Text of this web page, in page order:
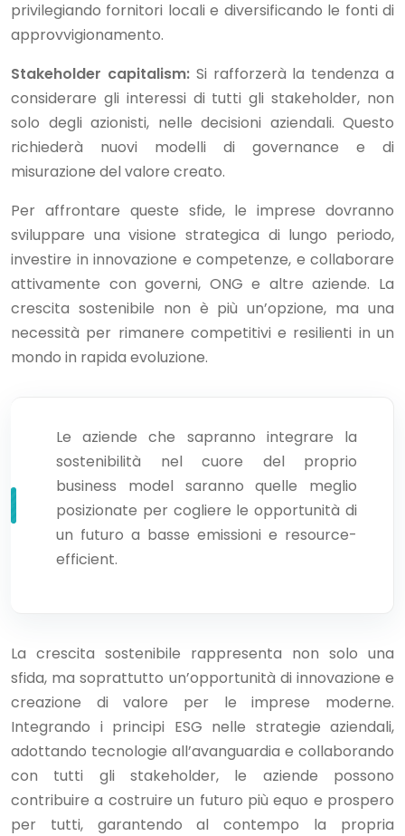
privilegiando fornitori locali e diversificando le fonti di
approvvigionamento.
Stakeholder capitalism: Si rafforzerà la tendenza a
considerare gli interessi di tutti gli stakeholder, non
solo degli azionisti, nelle decisioni aziendali. Questo
richiederà nuovi modelli di governance e di
misurazione del valore creato.
Per affrontare queste sfide, le imprese dovranno
sviluppare una visione strategica di lungo periodo,
investire in innovazione e competenze, e collaborare
attivamente con governi, ONG e altre aziende. La
crescita sostenibile non è più un’opzione, ma una
necessità per rimanere competitivi e resilienti in un
mondo in rapida evoluzione.
Le aziende che sapranno integrare la
sostenibilità nel cuore del proprio
business model saranno quelle meglio
posizionate per cogliere le opportunità di
un futuro a basse emissioni e resource-
efficient.
La crescita sostenibile rappresenta non solo una
sfida, ma soprattutto un’opportunità di innovazione e
creazione di valore per le imprese moderne.
Integrando i principi ESG nelle strategie aziendali,
adottando tecnologie all’avanguardia e collaborando
con tutti gli stakeholder, le aziende possono
contribuire a costruire un futuro più equo e prospero
per tutti, garantendo al contempo la propria